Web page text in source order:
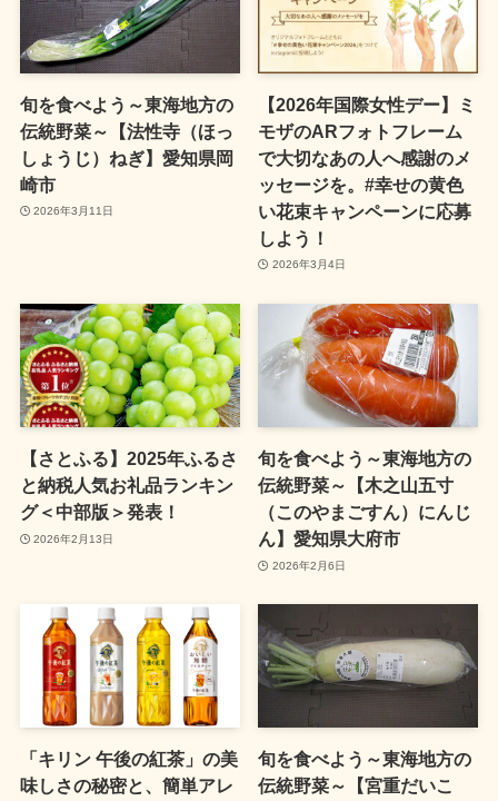
旬を食べよう～東海地方の
伝統野菜～【法性寺（ほっ
しょうじ）ねぎ】愛知県岡
崎市
2026年3月11日
【2026年国際女性デー】ミ
モザのARフォトフレーム
で大切なあの人へ感謝のメ
ッセージを。#幸せの黄色
い花束キャンペーンに応募
しよう！
2026年3月4日
【さとふる】2025年ふるさ
と納税人気お礼品ランキン
グ＜中部版＞発表！
2026年2月13日
旬を食べよう～東海地方の
伝統野菜～【木之山五寸
（このやまごすん）にんじ
ん】愛知県大府市
2026年2月6日
「キリン 午後の紅茶」の美
味しさの秘密と、簡単アレ
旬を食べよう～東海地方の
伝統野菜～【宮重だいこ